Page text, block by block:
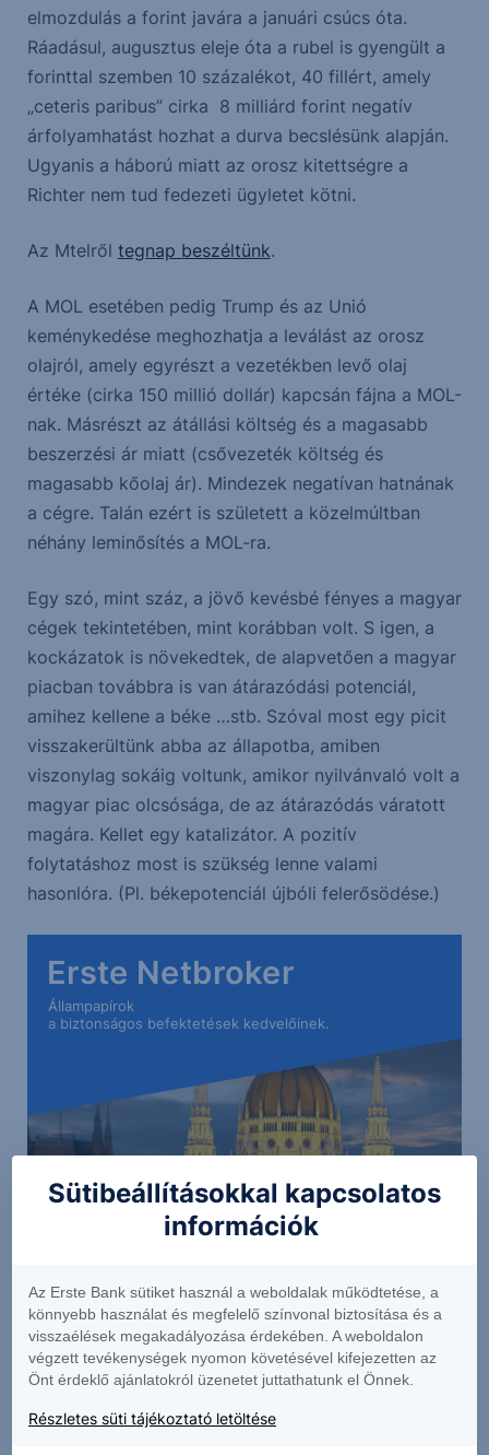
elmozdulás a forint javára a januári csúcs óta.
Ráadásul, augusztus eleje óta a rubel is gyengült a
forinttal szemben 10 százalékot, 40 fillért, amely
„ceteris paribus” cirka 8 milliárd forint negatív
árfolyamhatást hozhat a durva becslésünk alapján.
Ugyanis a háború miatt az orosz kitettségre a
Richter nem tud fedezeti ügyletet kötni.
Az Mtelről tegnap beszéltünk.
A MOL esetében pedig Trump és az Unió
keménykedése meghozhatja a leválást az orosz
olajról, amely egyrészt a vezetékben levő olaj
értéke (cirka 150 millió dollár) kapcsán fájna a MOL-
nak. Másrészt az átállási költség és a magasabb
beszerzési ár miatt (csővezeték költség és
magasabb kőolaj ár). Mindezek negatívan hatnának
a cégre. Talán ezért is született a közelmúltban
néhány leminősítés a MOL-ra.
Egy szó, mint száz, a jövő kevésbé fényes a magyar
cégek tekintetében, mint korábban volt. S igen, a
kockázatok is növekedtek, de alapvetően a magyar
piacban továbbra is van átárazódási potenciál,
amihez kellene a béke …stb. Szóval most egy picit
visszakerültünk abba az állapotba, amiben
viszonylag sokáig voltunk, amikor nyilvánvaló volt a
magyar piac olcsósága, de az átárazódás váratott
magára. Kellet egy katalizátor. A pozitív
folytatáshoz most is szükség lenne valami
hasonlóra. (Pl. békepotenciál újbóli felerősödése.)
Erste Netbroker
Állampapírok
a biztonságos befektetések kedvelőinek.
Részletek
A jelen dokumentumban foglalt információk az Erste Befektetési Zrt.
Sütibeállításokkal kapcsolatos
információk
Az Erste Bank sütiket használ a weboldalak működtetése, a
könnyebb használat és megfelelő színvonal biztosítása és a
visszaélések megakadályozása érdekében. A weboldalon
végzett tevékenységek nyomon követésével kifejezetten az
Önt érdeklő ajánlatokról üzenetet juttathatunk el Önnek.
Részletes süti tájékoztató letöltése